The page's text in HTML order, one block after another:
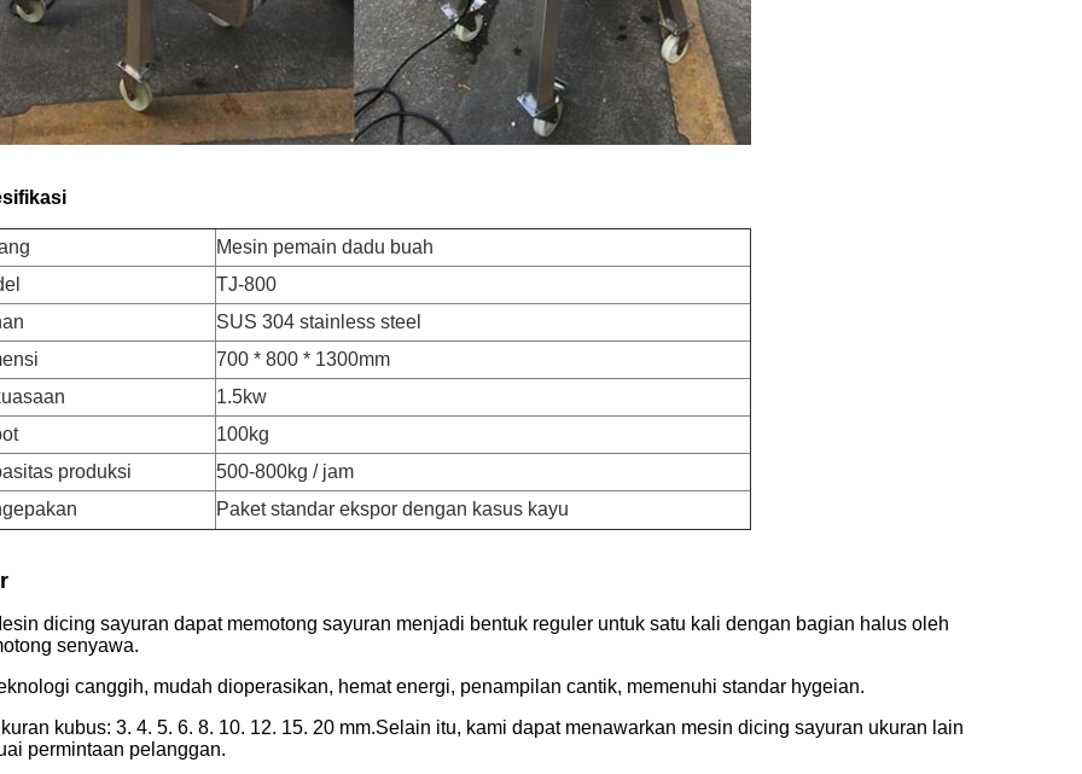
Mesin pemain dadu buah
TJ-800
SUS 304 stainless steel
700 * 800 * 1300mm
1.5kw
100kg
produksi
500-800kg / jam
Paket standar ekspor dengan kasus kayu
dicing sayuran dapat memotong sayuran menjadi bentuk reguler untuk satu kali dengan bagian halus oleh
senyawa.
canggih, mudah dioperasikan, hemat energi, penampilan cantik, memenuhi standar hygeian.
kubus: 3. 4. 5. 6. 8. 10. 12. 15. 20 mm.Selain itu, kami dapat menawarkan mesin dicing sayuran ukuran lain
permintaan pelanggan.